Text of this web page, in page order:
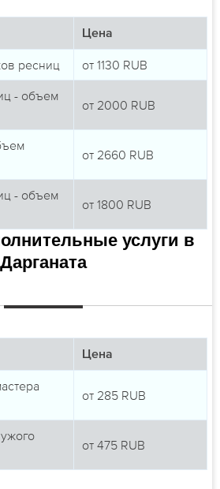
Цена
ресниц от 1130 RUB
- объем
от 2000 RUB
от 2660 RUB
- объем
от 1800 RUB
услуги в
Дарганата
Цена
от 285 RUB
от 475 RUB